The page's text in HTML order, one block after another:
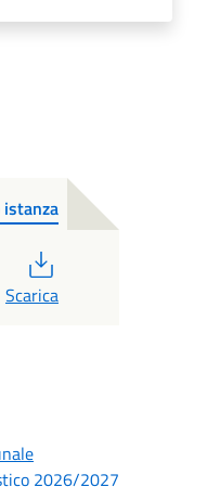
Scarica
2026/2027